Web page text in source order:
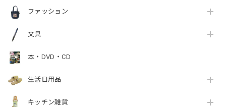
ファッション
文具
本・DVD・CD
生活日用品
キッチン雑貨